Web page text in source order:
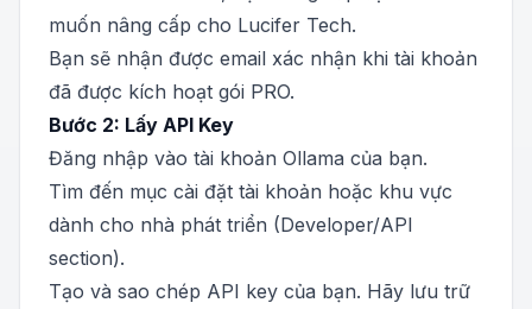
muốn nâng cấp cho Lucifer Tech.
Bạn sẽ nhận được email xác nhận khi tài khoản
đã được kích hoạt gói PRO.
Bước 2: Lấy API Key
Đăng nhập vào tài khoản Ollama của bạn.
Tìm đến mục cài đặt tài khoản hoặc khu vực
dành cho nhà phát triển (Developer/API
section).
Tạo và sao chép API key của bạn. Hãy lưu trữ